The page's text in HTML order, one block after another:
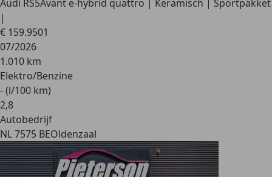
Audi RS5Avant e-hybrid quattro | Keramisch | Sportpakket
|
€ 159.9501
07/2026
1.010 km
Elektro/Benzine
- (l/100 km)
2,8
Autobedrijf
NL 7575 BEOldenzaal